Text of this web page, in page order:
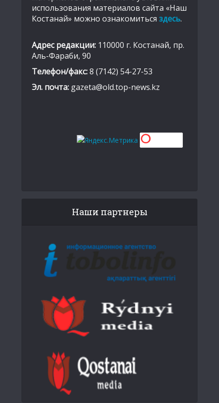
использования материалов сайта «Наш
Костанай» можно ознакомиться здесь.
Адрес редакции: 110000 г. Костанай, пр.
Аль-Фараби, 90
Телефон/факс:8 (7142) 54-27-53
Эл. почта: gazeta@old.top-news.kz
Наши партнеры